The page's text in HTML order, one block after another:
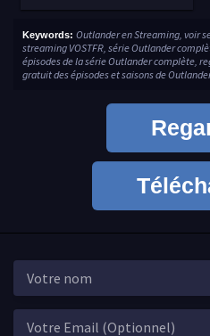
Keywords: Outlander en Streaming, voir
streaming VOSTFR, série Outlander
épisodes de la série Outlander complète,
gratuit des épisodes et saisons de